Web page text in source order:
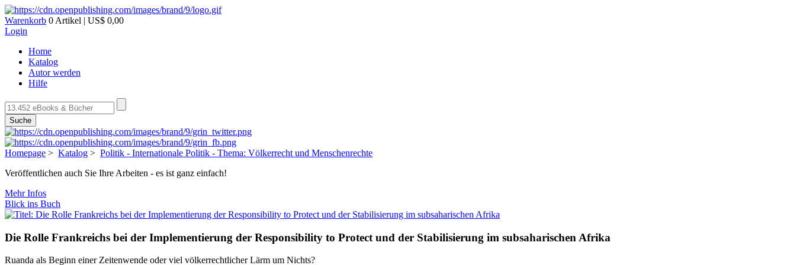
Warenkorb 0 Artikel | US$ 0,00
Login
Home
Katalog
Autor werden
Hilfe
Suche
Homepage > Katalog > Politik - Internationale Politik - Thema: Völkerrecht und Menschenrechte
Veröffentlichen auch Sie Ihre Arbeiten - es ist ganz einfach!
Mehr Infos
Blick ins Buch
Die Rolle Frankreichs bei der Implementierung der Responsibility to Protect und der Stabilisierung im subsaharischen Afrika
Ruanda als Beginn einer Zeitenwende oder viel völkerrechtlicher Lärm um Nichts?